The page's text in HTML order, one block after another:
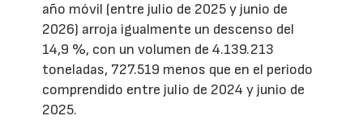
año móvil (entre julio de 2025 y junio de
2026) arroja igualmente un descenso del
14,9 %, con un volumen de 4.139.213
toneladas, 727.519 menos que en el periodo
comprendido entre julio de 2024 y junio de
2025.